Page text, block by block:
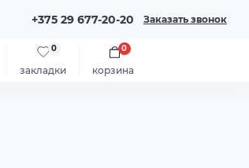
+375 29 677-20-20 Заказать звонок
закладки
0
корзина
0